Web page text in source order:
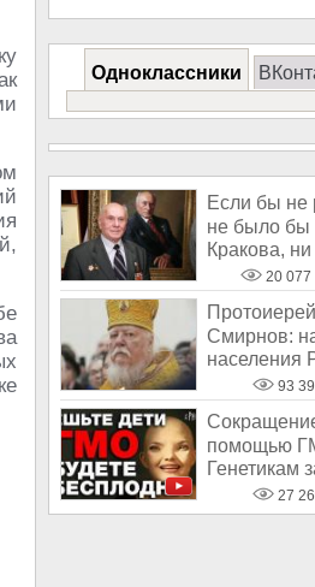
Одноклассники
Если бы не
не было
Кракова,
20 077
Смирнов:
населения
93
помощью
Генетикам
говорить
27